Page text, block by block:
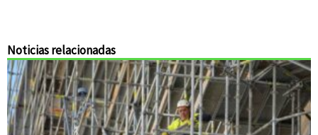
Noticias relacionadas